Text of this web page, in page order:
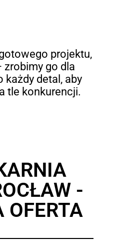
projektu,
zrobimy go dla
każdy detal, aby
tle konkurencji.
-
OFERTA